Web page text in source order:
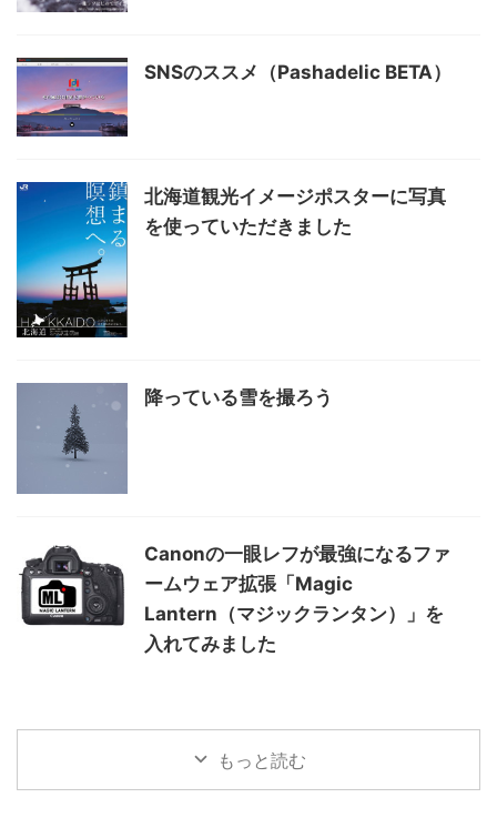
SNSのススメ（Pashadelic BETA）
北海道観光イメージポスターに写真
を使っていただきました
降っている雪を撮ろう
Canonの一眼レフが最強になるファ
ームウェア拡張「Magic
Lantern（マジックランタン）」を
入れてみました
もっと読む